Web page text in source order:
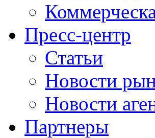
Пресс-центр
Статьи
Новости
Новости
Партнеры